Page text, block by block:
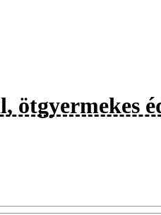
ötgyermekes